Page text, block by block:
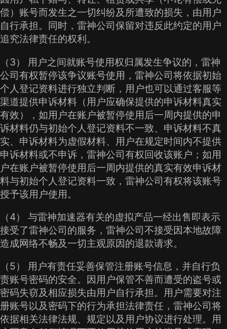
偿）账号而发生之一切纠纷及所遭致的损失，由用户
自行承担。同时，雷神公司保留对违反此约定的用户
追究法律责任的权利。
（3） 用户之间就账号使用权归属发生争议的，雷神
公司有权暂停该争议账号使用，雷神公司将依据初始
个人登记资料进行独立判断，用户也可以通过客服等
渠道提供申诉材料（用户应确保提供的申诉材料真实
有效），如用户在账户被暂停使用后一周内提供的申
诉材料仍与初始个人登记资料不一致、申诉材料不真
实、申诉材料为虚假材料、用户在规定时间内不提供
申诉材料或不申诉，雷神公司有权回收该账户；如用
户在账户被暂停使用后一周内提供的真实有效申诉材
料与初始个人登记资料一致，雷神公司有权将该账号
授予该用户使用。
（4） 与雷神加速器有关的虚拟产品一经出售即表示
接受了雷神公司的服务，雷神公司不接受因本地故障
造成网络不畅及一切主观原因的退款请求。
（5） 用户有责任妥善保管注册账号信息，并自行负
责账号密码的安全。因用户保管不善而遭受的盗号或
密码失窃及相应损失由用户自行承担。用户需要对注
册账号以及密码下的行为承担法律责任，雷神公司将
依据相关法律法规、规定以及用户协议进行处理。用